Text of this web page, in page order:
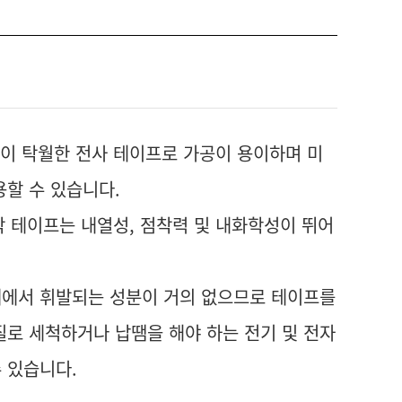
탁월한 전사 테이프로 가공이 용이하며 미
수 있습니다.
이프는 내열성, 점착력 및 내화학성이 뛰어
서 휘발되는 성분이 거의 없으므로 테이프를
세척하거나 납땜을 해야 하는 전기 및 전자
습니다.